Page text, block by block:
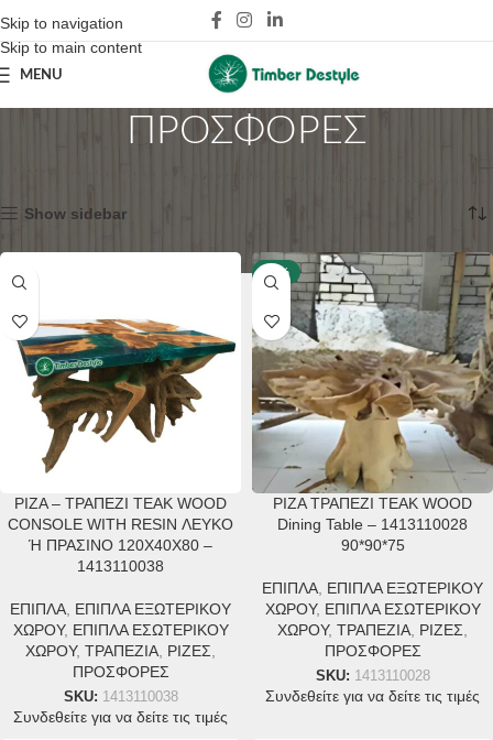
Skip to navigation
Skip to main content
MENU
ΠΡΟΣΦΟΡΕΣ
Show sidebar
ΡΙΖΑ – ΤΡΑΠΕΖΙ TEAK WOOD
CONSOLE WITH RESIN ΛΕΥΚΟ
Ή ΠΡΑΣΙΝΟ 120X40X80 –
1413110038
ΕΠΙΠΛΑ ΕΠΙΠΛΑ ΕΞΩΤΕΡΙΚΟΥ
ΧΩΡΟΥ, ΕΠΙΠΛΑ ΕΣΩΤΕΡΙΚΟΥ
ΧΩΡΟΥ, ΤΡΑΠΕΖΙΑ ΡΙΖΕΣ
ΠΡΟΣΦΟΡΕΣ
SKU: 1413110038
Συνδεθείτε για να δείτε τις τιμές
-25%
ΡΙΖΑ ΤΡΑΠΕΖΙ TEAK WOOD
Dining Table – 1413110028
90*90*75
ΕΠΙΠΛΑ ΕΠΙΠΛΑ ΕΞΩΤΕΡΙΚΟΥ
ΧΩΡΟΥ, ΕΠΙΠΛΑ ΕΣΩΤΕΡΙΚΟΥ
ΧΩΡΟΥ, ΤΡΑΠΕΖΙΑ ΡΙΖΕΣ
ΠΡΟΣΦΟΡΕΣ
SKU: 1413110028
Συνδεθείτε για να δείτε τις τιμές